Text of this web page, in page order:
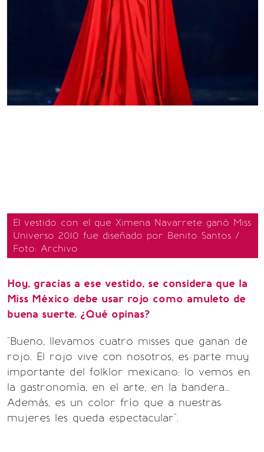
El vestido con el que Ximena Navarrete ganó Miss
Universo 2010 fue diseñado por Benito Santos /
Foto: Archivo
Hoy, gracias a ese vestido, se considera que la
Miss México debe usar rojo como amuleto de
buena suerte. ¿Qué opinas?
"Bueno, llevamos cuatro misses que ganan de
rojo. El rojo vive con nosotros, es parte muy
importante del folklor mexicano: lo vemos en
la gastronomía, en el arte, en la bandera...
Además, es un color frío que a nuestras
mujeres les queda espectacular".